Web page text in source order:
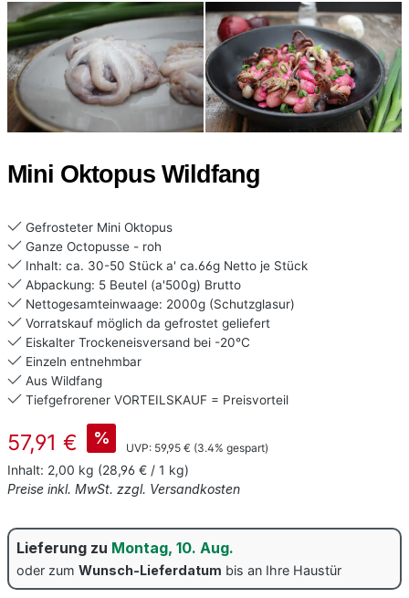
Mini Oktopus Wildfang
Gefrosteter Mini Oktopus
Ganze Octopusse - roh
Inhalt: ca. 30-50 Stück a' ca.66g Netto je Stück
Abpackung: 5 Beutel (a'500g) Brutto
Nettogesamteinwaage: 2000g (Schutzglasur)
Vorratskauf möglich da gefrostet geliefert
Eiskalter Trockeneisversand bei -20°C
Einzeln entnehmbar
Aus Wildfang
Tiefgefrorener VORTEILSKAUF = Preisvorteil
Verkaufspreis:
57,91 € %
UVP: Regulärer Preis:
59,95 € (3.4% gespart)
Inhalt: 2,00 kg (28,96 € / 1 kg)
Preise inkl. MwSt. zzgl. Versandkosten
Lieferung zu Montag, 10. Aug.
oder zum Wunsch-Lieferdatum bis an Ihre Haustür